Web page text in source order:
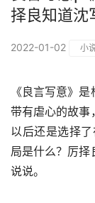
择良知道沈
2022-01-02 小
《良言写意》
带有虐心的故事
以后还是选择
局是什么？厉
说说。